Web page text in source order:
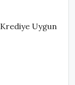
Krediye Uygun